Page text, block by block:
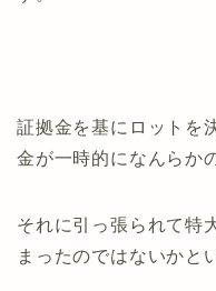
証拠金を基にロットを
金が一時的になんらか
それに引っ張られて特
まったのではないかと